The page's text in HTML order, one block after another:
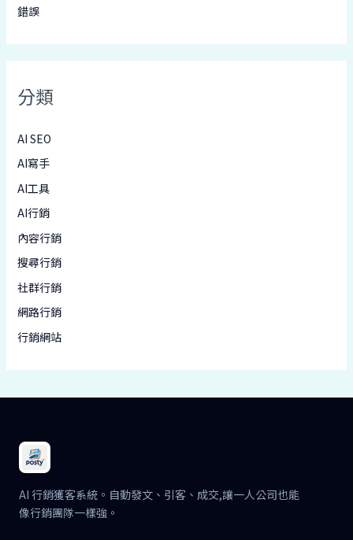
錯誤
分類
AI SEO
AI寫手
AI工具
AI行銷
內容行銷
搜尋行銷
社群行銷
網路行銷
行銷網站
AI 行銷獲客系統。自動發文、引客、成交,讓一人公司也能
像行銷團隊一樣強。